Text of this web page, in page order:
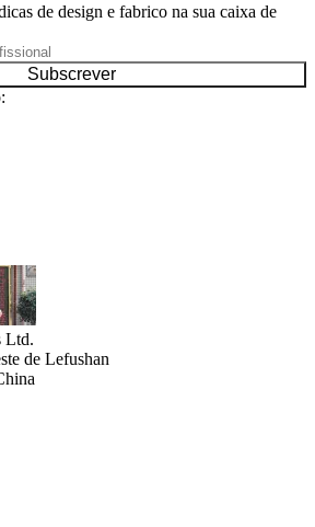
de design e fabrico na sua caixa de
Subscrever
Ltd.
de Lefushan